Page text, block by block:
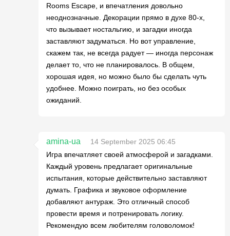
Rooms Escape, и впечатления довольно
неоднозначные. Декорации прямо в духе 80-х,
что вызывает ностальгию, и загадки иногда
заставляют задуматься. Но вот управление,
скажем так, не всегда радует — иногда персонаж
делает то, что не планировалось. В общем,
хорошая идея, но можно было бы сделать чуть
удобнее. Можно поиграть, но без особых
ожиданий.
amina-ua
14 September 2025 06:45
Игра впечатляет своей атмосферой и загадками.
Каждый уровень предлагает оригинальные
испытания, которые действительно заставляют
думать. Графика и звуковое оформление
добавляют антураж. Это отличный способ
провести время и потренировать логику.
Рекомендую всем любителям головоломок!